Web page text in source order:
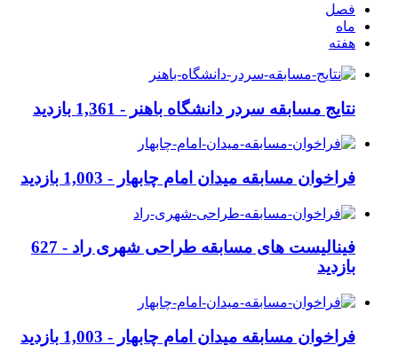
فصل
ماه
هفته
نتایج مسابقه سردر دانشگاه باهنر - 1,361 بازدید
فراخوان مسابقه میدان امام چابهار - 1,003 بازدید
فینالیست های مسابقه طراحی شهری راد - 627
بازدید
فراخوان مسابقه میدان امام چابهار - 1,003 بازدید